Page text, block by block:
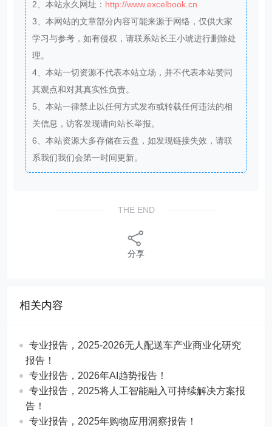
2、本站永久网址： http://www.excelbook.cn
3、本网站的文章部分内容可能来源于网络，仅供大家
学习与参考，如有侵权，请联系站长王小琥进行删除处
理。
4、本站一切资源不代表本站立场，并不代表本站赞同
其观点和对其真实性负责。
5、本站一律禁止以任何方式发布或转载任何违法的相
关信息，访客发现请向站长举报。
6、本站资源大多存储在云盘，如发现链接失效，请联
系我们我们会第一时间更新。
THE END
分享
相关内容
专业报告，2025-2026无人配送车产业商业化研究
报告！
专业报告，2026年AI趋势报告！
​​专业报告，2025将人工智能融入可持续解决方案报
告！
专业报告，2025年购物应用洞察报告！